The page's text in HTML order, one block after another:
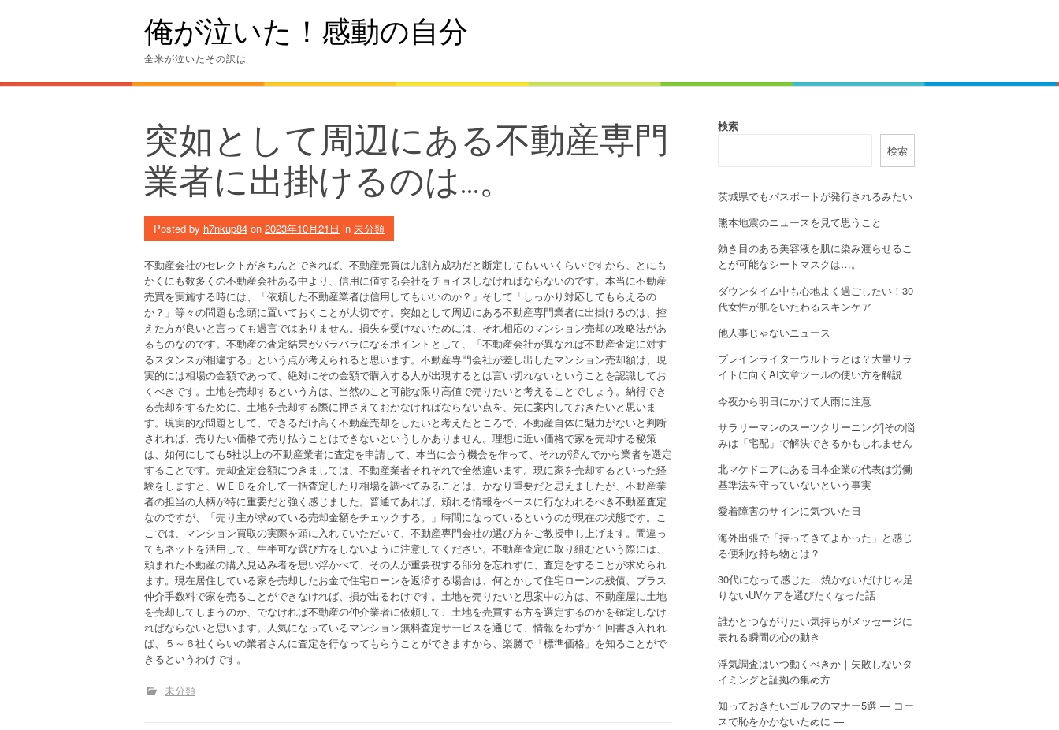
俺が泣いた！感動の自分
全米が泣いたその訳は
突如として周辺にある不動産専門
業者に出掛けるのは…。
Posted by h7nkup84 on 2023年10月21日 in 未分類
不動産会社のセレクトがきちんとできれば、不動産売買は九割方成功だと断定してもいいくらいですから、とにも
かくにも数多くの不動産会社ある中より、信用に値する会社をチョイスしなければならないのです。本当に不動産
売買を実施する時には、「依頼した不動産業者は信用してもいいのか？」そして「しっかり対応してもらえるの
か？」等々の問題も念頭に置いておくことが大切です。突如として周辺にある不動産専門業者に出掛けるのは、控
えた方が良いと言っても過言ではありません。損失を受けないためには、それ相応のマンション売却の攻略法があ
るものなのです。不動産の査定結果がバラバラになるポイントとして、「不動産会社が異なれば不動産査定に対す
るスタンスが相違する」という点が考えられると思います。不動産専門会社が差し出したマンション売却額は、現
実的には相場の金額であって、絶対にその金額で購入する人が出現するとは言い切れないということを認識してお
くべきです。土地を売却するという方は、当然のこと可能な限り高値で売りたいと考えることでしょう。納得でき
る売却をするために、土地を売却する際に押さえておかなければならない点を、先に案内しておきたいと思いま
す。現実的な問題として、できるだけ高く不動産売却をしたいと考えたところで、不動産自体に魅力がないと判断
されれば、売りたい価格で売り払うことはできないというしかありません。理想に近い価格で家を売却する秘策
は、如何にしても5社以上の不動産業者に査定を申請して、本当に会う機会を作って、それが済んでから業者を選定
することです。売却査定金額につきましては、不動産業者それぞれで全然違います。現に家を売却するといった経
験をしますと、ＷＥＢを介して一括査定したり相場を調べてみることは、かなり重要だと思えましたが、不動産業
者の担当の人柄が特に重要だと強く感じました。普通であれば、頼れる情報をベースに行なわれるべき不動産査定
なのですが、「売り主が求めている売却金額をチェックする。」時間になっているというのが現在の状態です。こ
こでは、マンション買取の実際を頭に入れていただいて、不動産専門会社の選び方をご教授申し上げます。間違っ
てもネットを活用して、生半可な選び方をしないように注意してください。不動産査定に取り組むという際には、
頼まれた不動産の購入見込み者を思い浮かべて、その人が重要視する部分を忘れずに、査定をすることが求められ
ます。現在居住している家を売却したお金で住宅ローンを返済する場合は、何とかして住宅ローンの残債、プラス
仲介手数料で家を売ることができなければ、損が出るわけです。土地を売りたいと思案中の方は、不動産屋に土地
を売却してしまうのか、でなければ不動産の仲介業者に依頼して、土地を売買する方を選定するのかを確定しなけ
ればならないと思います。人気になっているマンション無料査定サービスを通じて、情報をわずか１回書き入れれ
ば、５～６社くらいの業者さんに査定を行なってもらうことができますから、楽勝で「標準価格」を知ることがで
きるというわけです。
未分類
検索
検索
茨城県でもパスポートが発行されるみたい
熊本地震のニュースを見て思うこと
効き目のある美容液を肌に染み渡らせるこ
とが可能なシートマスクは…。
ダウンタイム中も心地よく過ごしたい！30
代女性が肌をいたわるスキンケア
他人事じゃないニュース
ブレインライターウルトラとは？大量リラ
イトに向くAI文章ツールの使い方を解説
今夜から明日にかけて大雨に注意
サラリーマンのスーツクリーニング|その悩
みは「宅配」で解決できるかもしれません
北マケドニアにある日本企業の代表は労働
基準法を守っていないという事実
愛着障害のサインに気づいた日
海外出張で「持ってきてよかった」と感じ
る便利な持ち物とは？
30代になって感じた…焼かないだけじゃ足
りないUVケアを選びたくなった話
誰かとつながりたい気持ちがメッセージに
表れる瞬間の心の動き
浮気調査はいつ動くべきか｜失敗しないタ
イミングと証拠の集め方
知っておきたいゴルフのマナー5選 — コー
スで恥をかかないために —